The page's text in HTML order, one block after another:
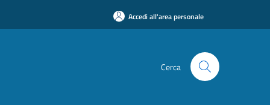
Accedi all'area personale
Cerca